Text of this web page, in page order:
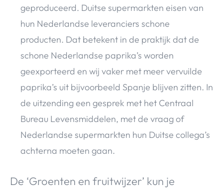
geproduceerd. Duitse supermarkten eisen van
hun Nederlandse leveranciers schone
producten. Dat betekent in de praktijk dat de
schone Nederlandse paprika’s worden
geexporteerd en wij vaker met meer vervuilde
paprika’s uit bijvoorbeeld Spanje blijven zitten. In
de uitzending een gesprek met het Centraal
Bureau Levensmiddelen, met de vraag of
Nederlandse supermarkten hun Duitse collega’s
achterna moeten gaan.
De ‘Groenten en fruitwijzer’ kun je